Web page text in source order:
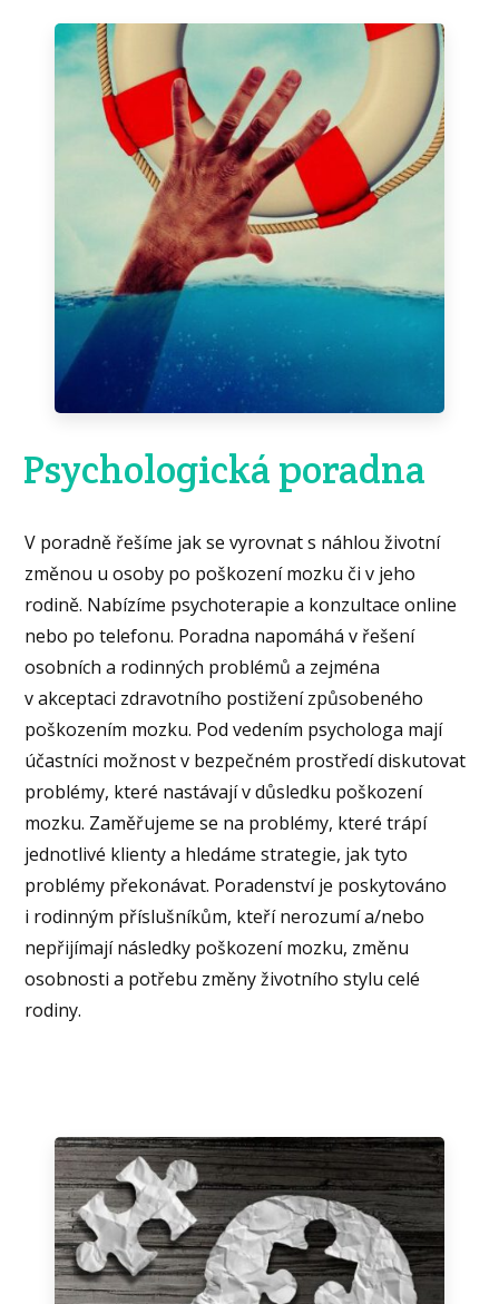
Psychologická poradna
V poradně řešíme jak se vyrovnat s náhlou životní
změnou u osoby po poškození mozku či v jeho
rodině. Nabízíme psychoterapie a konzultace online
nebo po telefonu. Poradna napomáhá v řešení
osobních a rodinných problémů a zejména
v akceptaci zdravotního postižení způsobeného
poškozením mozku. Pod vedením psychologa mají
účastníci možnost v bezpečném prostředí diskutovat
problémy, které nastávají v důsledku poškození
mozku. Zaměřujeme se na problémy, které trápí
jednotlivé klienty a hledáme strategie, jak tyto
problémy překonávat. Poradenství je poskytováno
i rodinným příslušníkům, kteří nerozumí a/nebo
nepřijímají následky poškození mozku, změnu
osobnosti a potřebu změny životního stylu celé
rodiny.